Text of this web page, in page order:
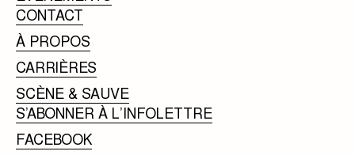
CONTACT
À PROPOS
CARRIÈRES
SCÈNE & SAUVE
S’ABONNER À L’INFOLETTRE
FACEBOOK